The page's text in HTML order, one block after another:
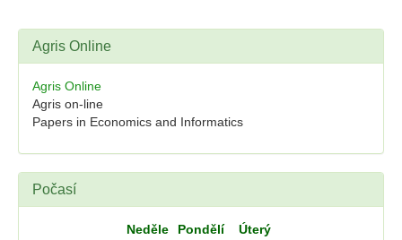
Agris Online
Agris Online
Agris on-line
Papers in Economics and Informatics
Počasí
Neděle Pondělí Úterý